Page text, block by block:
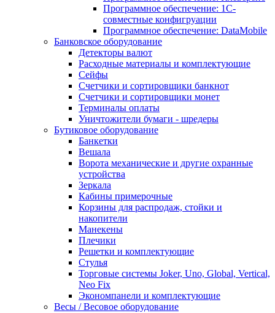
Программное обеспечение: 1С-
совместные конфигруации
Программное обеспечение: DataMobile
Банковское оборудование
Детекторы валют
Расходные материалы и комплектующие
Сейфы
Счетчики и сортировщики банкнот
Счетчики и сортировщики монет
Терминалы оплаты
Уничтожители бумаги - шредеры
Бутиковое оборудование
Банкетки
Вешала
Ворота механические и другие охранные
устройства
Зеркала
Кабины примерочные
Корзины для распродаж, стойки и
накопители
Манекены
Плечики
Решетки и комплектующие
Стулья
Торговые системы Joker, Uno, Global, Vertical,
Neo Fix
Экономпанели и комплектующие
Весы / Весовое оборудование